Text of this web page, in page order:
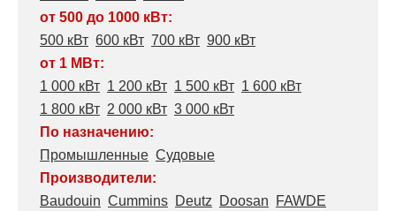
от 500 до 1000 кВт:
500 кВт 600 кВт 700 кВт 900 кВт
от 1 МВт:
1 000 кВт 1 200 кВт 1 500 кВт 1 600 кВт
1 800 кВт 2 000 кВт 3 000 кВт
По назначению:
Промышленные Судовые
Производители:
Baudouin Cummins Deutz Doosan
FAWDE